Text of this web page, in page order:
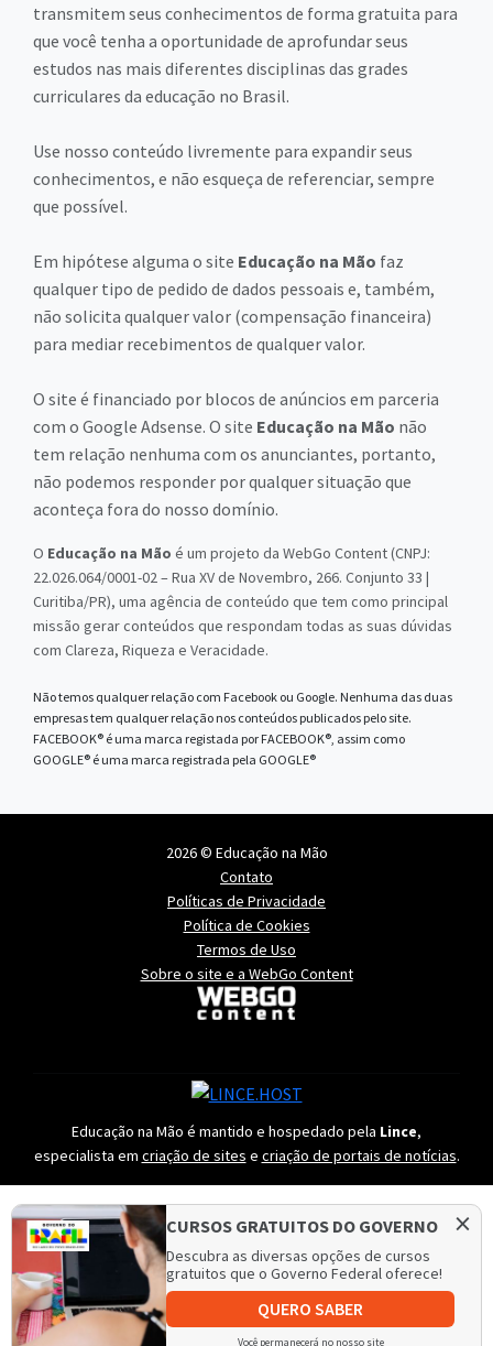
CURSOS GRATUITOS DO GOVERNO
Descubra as diversas opções de cursos
gratuitos que o Governo Federal oferece!
QUERO SABER
Você permanecerá no nosso site
×
transmitem seus conhecimentos de forma gratuita para
que você tenha a oportunidade de aprofundar seus
estudos nas mais diferentes disciplinas das grades
curriculares da educação no Brasil.
Use nosso conteúdo livremente para expandir seus
conhecimentos, e não esqueça de referenciar, sempre
que possível.
Em hipótese alguma o site Educação na Mão faz
qualquer tipo de pedido de dados pessoais e, também,
não solicita qualquer valor (compensação financeira)
para mediar recebimentos de qualquer valor.
O site é financiado por blocos de anúncios em parceria
com o Google Adsense. O site Educação na Mão não
tem relação nenhuma com os anunciantes, portanto,
não podemos responder por qualquer situação que
aconteça fora do nosso domínio.
O Educação na Mão é um projeto da WebGo Content (CNPJ:
22.026.064/0001-02 – Rua XV de Novembro, 266. Conjunto 33 |
Curitiba/PR), uma agência de conteúdo que tem como principal
missão gerar conteúdos que respondam todas as suas dúvidas
com Clareza, Riqueza e Veracidade.
Não temos qualquer relação com Facebook ou Google. Nenhuma das duas
empresas tem qualquer relação nos conteúdos publicados pelo site.
FACEBOOK® é uma marca registada por FACEBOOK®, assim como
GOOGLE® é uma marca registrada pela GOOGLE®
2026 © Educação na Mão
Contato
Políticas de Privacidade
Política de Cookies
Termos de Uso
Sobre o site e a WebGo Content
Educação na Mão é mantido e hospedado pela Lince,
especialista em criação de sites e criação de portais de notícias.